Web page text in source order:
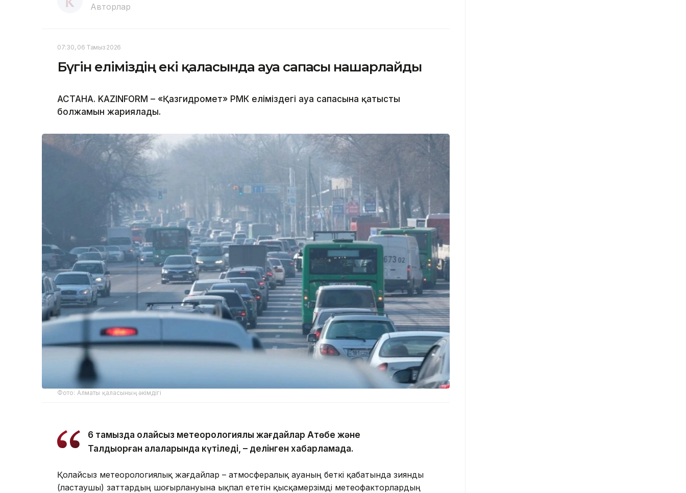
Авторлар
07:30, 06 Тамыз 2026
Бүгін еліміздің екі қаласында ауа сапасы нашарлайды
АСТАНА. KAZINFORM – «Қазгидромет» РМК еліміздегі ауа сапасына қатысты
болжамын жариялады.
Фото: Алматы қаласының әкімдігі
6 тамызда қолайсыз метеорологиялық жағдайлар Ақтөбе және
Талдықорған қалаларында күтіледі, – делінген хабарламада.
Қолайсыз метеорологиялық жағдайлар – атмосфералық ауаның беткі қабатында зиянды
(ластаушы) заттардың шоғырлануына ықпал ететін қысқамерзімді метеофакторлардың